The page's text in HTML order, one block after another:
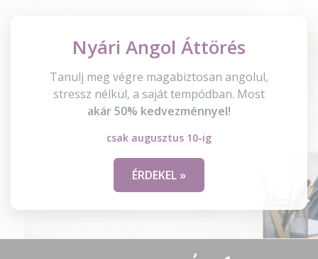
Nyári Angol Áttörés
Tanulj meg végre magabiztosan angolul,
stressz nélkül, a saját tempódban. Most
akár 50% kedvezménnyel!
csak augusztus 10-ig
ÉRDEKEL »